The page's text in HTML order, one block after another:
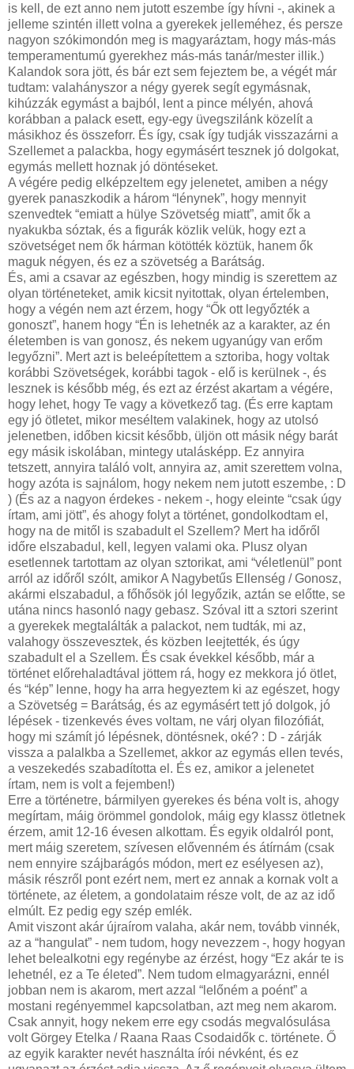
is kell, de ezt anno nem jutott eszembe így hívni -, akinek a
jelleme szintén illett volna a gyerekek jelleméhez, és persze
nagyon szókimondón meg is magyaráztam, hogy más-más
temperamentumú gyerekhez más-más tanár/mester illik.)
Kalandok sora jött, és bár ezt sem fejeztem be, a végét már
tudtam: valahányszor a négy gyerek segít egymásnak,
kihúzzák egymást a bajból, lent a pince mélyén, ahová
korábban a palack esett, egy-egy üvegszilánk közelít a
másikhoz és összeforr. És így, csak így tudják visszazárni a
Szellemet a palackba, hogy egymásért tesznek jó dolgokat,
egymás mellett hoznak jó döntéseket.
A végére pedig elképzeltem egy jelenetet, amiben a négy
gyerek panaszkodik a három “lénynek”, hogy mennyit
szenvedtek “emiatt a hülye Szövetség miatt”, amit ők a
nyakukba sóztak, és a figurák közlik velük, hogy ezt a
szövetséget nem ők hárman kötötték köztük, hanem ők
maguk négyen, és ez a szövetség a Barátság.
És, ami a csavar az egészben, hogy mindig is szerettem az
olyan történeteket, amik kicsit nyitottak, olyan értelemben,
hogy a végén nem azt érzem, hogy “Ők ott legyőzték a
gonoszt”, hanem hogy “Én is lehetnék az a karakter, az én
életemben is van gonosz, és nekem ugyanúgy van erőm
legyőzni”. Mert azt is beleépítettem a sztoriba, hogy voltak
korábbi Szövetségek, korábbi tagok - elő is kerülnek -, és
lesznek is később még, és ezt az érzést akartam a végére,
hogy lehet, hogy Te vagy a következő tag. (És erre kaptam
egy jó ötletet, mikor meséltem valakinek, hogy az utolsó
jelenetben, időben kicsit később, üljön ott másik négy barát
egy másik iskolában, mintegy utalásképp. Ez annyira
tetszett, annyira találó volt, annyira az, amit szerettem volna,
hogy azóta is sajnálom, hogy nekem nem jutott eszembe, : D
) (És az a nagyon érdekes - nekem -, hogy eleinte “csak úgy
írtam, ami jött”, és ahogy folyt a történet, gondolkodtam el,
hogy na de mitől is szabadult el Szellem? Mert ha időről
időre elszabadul, kell, legyen valami oka. Plusz olyan
esetlennek tartottam az olyan sztorikat, ami “véletlenül” pont
arról az időről szólt, amikor A Nagybetűs Ellenség / Gonosz,
akármi elszabadul, a főhősök jól legyőzik, aztán se előtte, se
utána nincs hasonló nagy gebasz. Szóval itt a sztori szerint
a gyerekek megtalálták a palackot, nem tudták, mi az,
valahogy összevesztek, és közben leejtették, és úgy
szabadult el a Szellem. És csak évekkel később, már a
történet előrehaladtával jöttem rá, hogy ez mekkora jó ötlet,
és “kép” lenne, hogy ha arra hegyeztem ki az egészet, hogy
a Szövetség = Barátság, és az egymásért tett jó dolgok, jó
lépések - tizenkevés éves voltam, ne várj olyan filozófiát,
hogy mi számít jó lépésnek, döntésnek, oké? : D - zárják
vissza a palalkba a Szellemet, akkor az egymás ellen tevés,
a veszekedés szabadította el. És ez, amikor a jelenetet
írtam, nem is volt a fejemben!)
Erre a történetre, bármilyen gyerekes és béna volt is, ahogy
megírtam, máig örömmel gondolok, máig egy klassz ötletnek
érzem, amit 12-16 évesen alkottam. És egyik oldalról pont,
mert máig szeretem, szívesen elővenném és átírnám (csak
nem ennyire szájbarágós módon, mert ez esélyesen az),
másik részről pont ezért nem, mert ez annak a kornak volt a
története, az életem, a gondolataim része volt, de az az idő
elmúlt. Ez pedig egy szép emlék.
Amit viszont akár újraírom valaha, akár nem, tovább vinnék,
az a “hangulat” - nem tudom, hogy nevezzem -, hogy hogyan
lehet belealkotni egy regénybe az érzést, hogy “Ez akár te is
lehetnél, ez a Te életed”. Nem tudom elmagyarázni, ennél
jobban nem is akarom, mert azzal “lelőném a poént” a
mostani regényemmel kapcsolatban, azt meg nem akarom.
Csak annyit, hogy nekem erre egy csodás megvalósulása
volt Görgey Etelka / Raana Raas Csodaidők c. története. Ő
az egyik karakter nevét használta írói névként, és ez